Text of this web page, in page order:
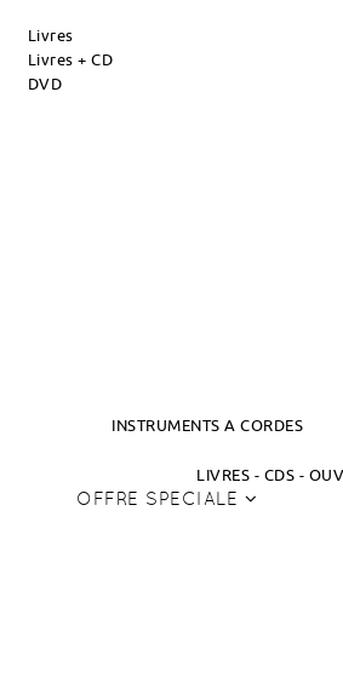
Livres
Livres + CD
DVD
INSTRUMENTS A CORDES
LIVRES - CDS -
OFFRE SPECIALE